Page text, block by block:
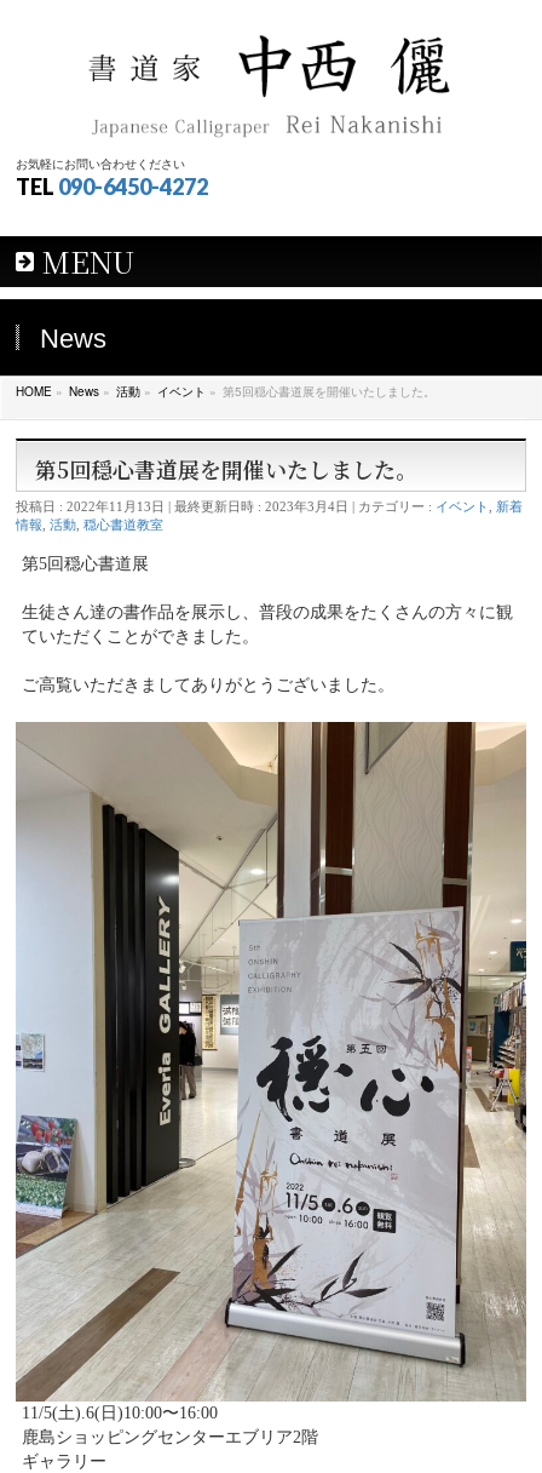
お気軽にお問い合わせください
TEL 090-6450-4272
MENU
News
HOME » News » 活動 » イベント » 第5回穏心書道展を開催いたしました。
第5回穏心書道展を開催いたしました。
投稿日 : 2022年11月13日 最終更新日時 : 2023年3月4日 カテゴリー : イベント
新着
情報 ,活動 ,穏心書道教室
第5回穏心書道展
生徒さん達の書作品を展示し、普段の成果をたくさんの方々に観
ていただくことができました。
ご高覧いただきましてありがとうございました。
11/5(土).6(日)10:00〜16:00
鹿島ショッピングセンターエブリア2階
ギャラリー